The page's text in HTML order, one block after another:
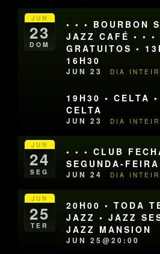
JUN
23
DOM
• • • BOURBON
JAZZ CAFÉ • • •
GRATUITOS •
16H30
JUN 23 DIA
19H30 • CELTA
CELTA
JUN 23 DIA
JUN
24
SEG
• • • CLUB
SEGUNDA-FEIRA
JUN 24 DIA
JUN
25
TER
20H00 • TODA
JAZZ • JAZZ
JAZZ MANSION
JUN 25@20:00